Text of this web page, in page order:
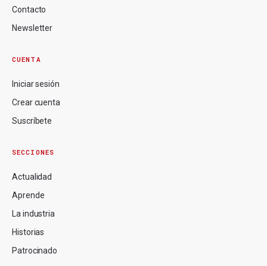
Contacto
Newsletter
CUENTA
Iniciar sesión
Crear cuenta
Suscríbete
SECCIONES
Actualidad
Aprende
La industria
Historias
Patrocinado